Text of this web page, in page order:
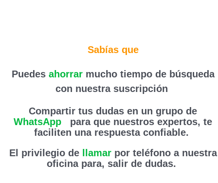
Sabías que
Puedes ahorrarmucho tiempo de búsqueda
con nuestra suscripción
Compartir tus dudas en un grupo de
WhatsApp
para que nuestros expertos, te
faciliten una respuesta confiable.
El privilegio de
llamarpor teléfono a nuestra
oficina para, salir de dudas.